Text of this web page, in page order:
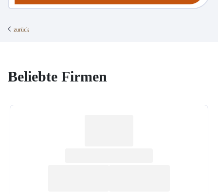
zurück
Beliebte Firmen